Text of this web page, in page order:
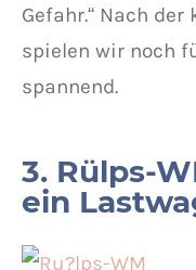
Gefahr.“ Nach
spielen wir noch
spannend.
3. Rülps-
ein